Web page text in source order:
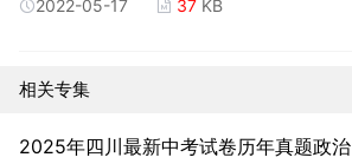
2022-05-17 37 KB
相关专集
2025年四川最新中考试卷历年真题政治